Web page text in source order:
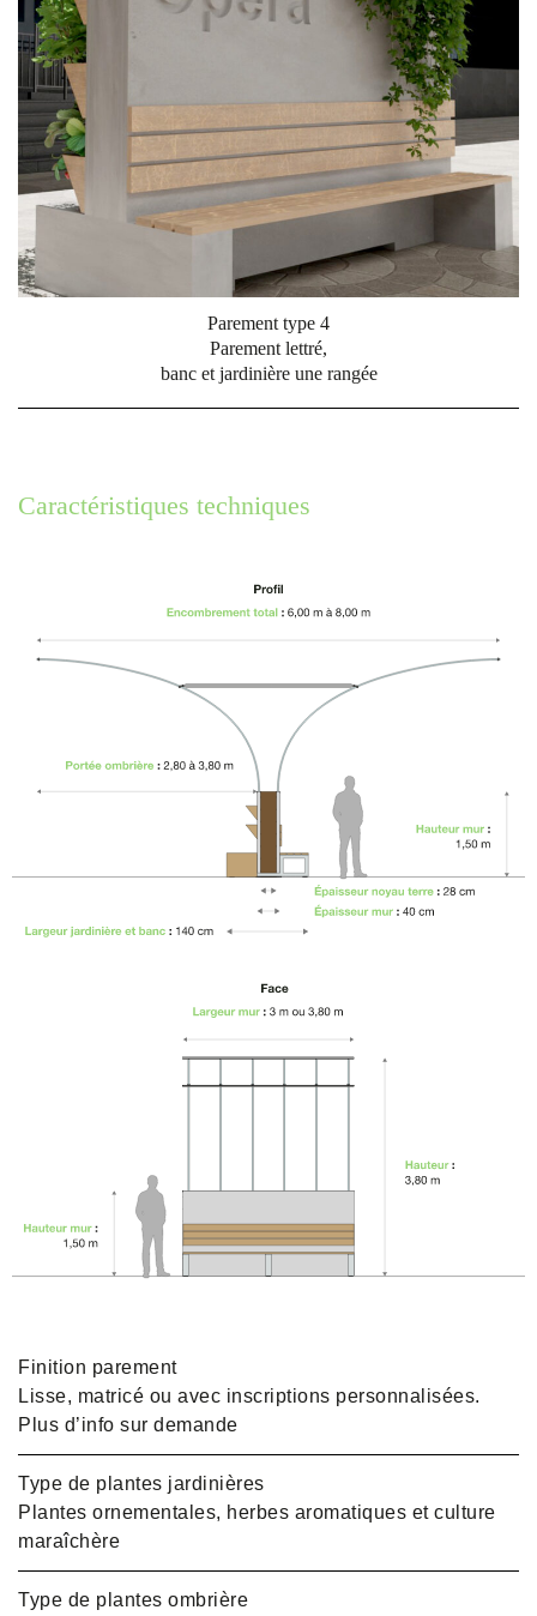
Parement type 4
Parement lettré,
banc et jardinière une rangée
Caractéristiques techniques
Finition parement
Lisse, matricé ou avec inscriptions personnalisées.
Plus d’info sur demande
Type de plantes jardinières
Plantes ornementales, herbes aromatiques et culture
maraîchère
Type de plantes ombrière